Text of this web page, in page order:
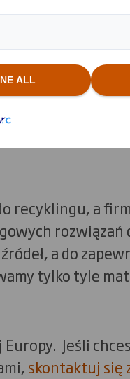
stanowi
odpowiednio
nich towaru,
recyklingu, a
rozwiązań
a do
tylko tyle
Jeśli
skontaktuj się